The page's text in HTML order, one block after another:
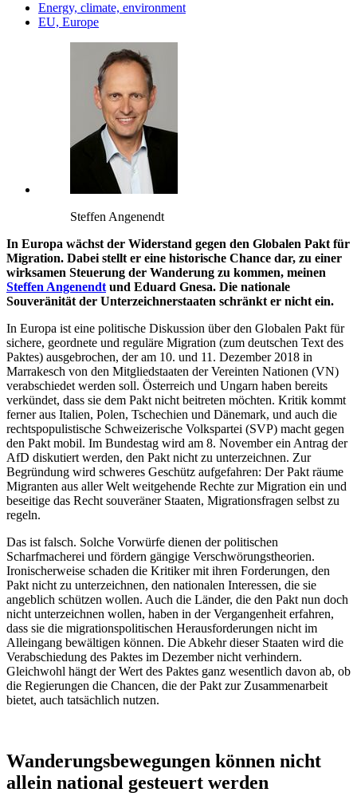
Energy, climate, environment
EU, Europe
Steffen Angenendt
In Europa wächst der Widerstand gegen den Globalen Pakt für
Migration. Dabei stellt er eine historische Chance dar, zu einer
wirksamen Steuerung der Wanderung zu kommen, meinen
Steffen Angenendt und Eduard Gnesa. Die nationale
Souveränität der Unterzeichnerstaaten schränkt er nicht ein.
In Europa ist eine politische Diskussion über den Globalen Pakt für
sichere, geordnete und reguläre Migration (zum deutschen Text des
Paktes) ausgebrochen, der am 10. und 11. Dezember 2018 in
Marrakesch von den Mitgliedstaaten der Vereinten Nationen (VN)
verabschiedet werden soll. Österreich und Ungarn haben bereits
verkündet, dass sie dem Pakt nicht beitreten möchten. Kritik kommt
ferner aus Italien, Polen, Tschechien und Dänemark, und auch die
rechtspopulistische Schweizerische Volkspartei (SVP) macht gegen
den Pakt mobil. Im Bundestag wird am 8. November ein Antrag der
AfD diskutiert werden, den Pakt nicht zu unterzeichnen. Zur
Begründung wird schweres Geschütz aufgefahren: Der Pakt räume
Migranten aus aller Welt weitgehende Rechte zur Migration ein und
beseitige das Recht souveräner Staaten, Migrationsfragen selbst zu
regeln.
Das ist falsch. Solche Vorwürfe dienen der politischen
Scharfmacherei und fördern gängige Verschwörungstheorien.
Ironischerweise schaden die Kritiker mit ihren Forderungen, den
Pakt nicht zu unterzeichnen, den nationalen Interessen, die sie
angeblich schützen wollen. Auch die Länder, die den Pakt nun doch
nicht unterzeichnen wollen, haben in der Vergangenheit erfahren,
dass sie die migrationspolitischen Herausforderungen nicht im
Alleingang bewältigen können. Die Abkehr dieser Staaten wird die
Verabschiedung des Paktes im Dezember nicht verhindern.
Gleichwohl hängt der Wert des Paktes ganz wesentlich davon ab, ob
die Regierungen die Chancen, die der Pakt zur Zusammenarbeit
bietet, auch tatsächlich nutzen.
Wanderungsbewegungen können nicht
allein national gesteuert werden